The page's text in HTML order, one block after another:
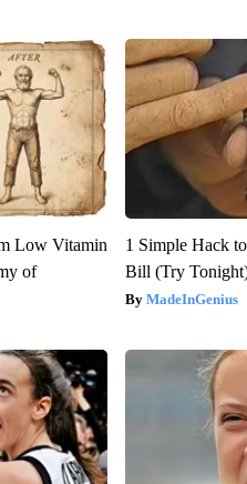
Low Vitamin
of
1 Simple Hack
Bill (Try
MadeInGenius